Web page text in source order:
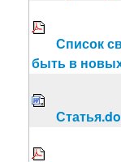
Список
быть в